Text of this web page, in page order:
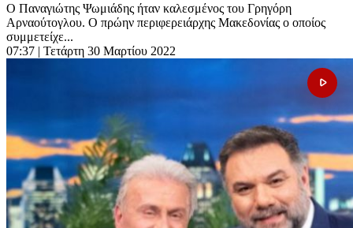
Ο Παναγιώτης Ψωμιάδης ήταν καλεσμένος του Γρηγόρη
Αρναούτογλου. Ο πρώην περιφερειάρχης Μακεδονίας ο οποίος
συμμετείχε...
07:37 | Τετάρτη 30 Μαρτίου 2022